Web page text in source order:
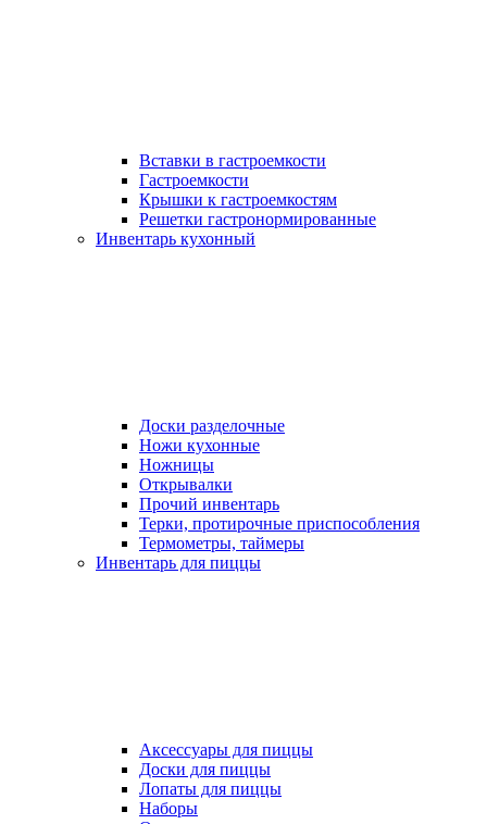
Вставки в гастроемкости
Гастроемкости
Крышки к гастроемкостям
Решетки гастронормированные
Инвентарь кухонный
Доски разделочные
Ножи кухонные
Ножницы
Открывалки
Прочий инвентарь
Терки, протирочные приспособления
Термометры, таймеры
Инвентарь для пиццы
Аксессуары для пиццы
Доски для пиццы
Лопаты для пиццы
Наборы